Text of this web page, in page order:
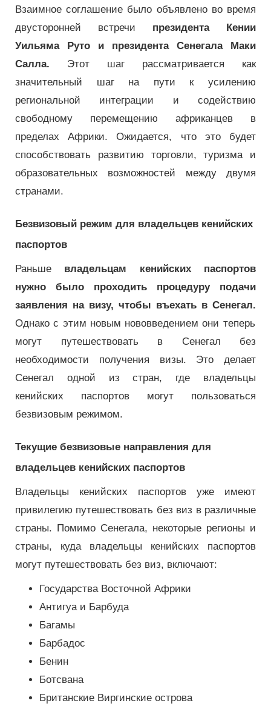
Взаимное соглашение было объявлено во время
двусторонней встречи президента Кении
Уильяма Руто и президента Сенегала Маки
Салла. Этот шаг рассматривается как
значительный шаг на пути к усилению
региональной интеграции и содействию
свободному перемещению африканцев в
пределах Африки. Ожидается, что это будет
способствовать развитию торговли, туризма и
образовательных возможностей между двумя
странами.
Безвизовый режим для владельцев кенийских
паспортов
Раньше владельцам кенийских паспортов
нужно было проходить процедуру подачи
заявления на визу, чтобы въехать в Сенегал.
Однако с этим новым нововведением они теперь
могут путешествовать в Сенегал без
необходимости получения визы. Это делает
Сенегал одной из стран, где владельцы
кенийских паспортов могут пользоваться
безвизовым режимом.
Текущие безвизовые направления для
владельцев кенийских паспортов
Владельцы кенийских паспортов уже имеют
привилегию путешествовать без виз в различные
страны. Помимо Сенегала, некоторые регионы и
страны, куда владельцы кенийских паспортов
могут путешествовать без виз, включают:
Государства Восточной Африки
Антигуа и Барбуда
Багамы
Барбадос
Бенин
Ботсвана
Британские Виргинские острова